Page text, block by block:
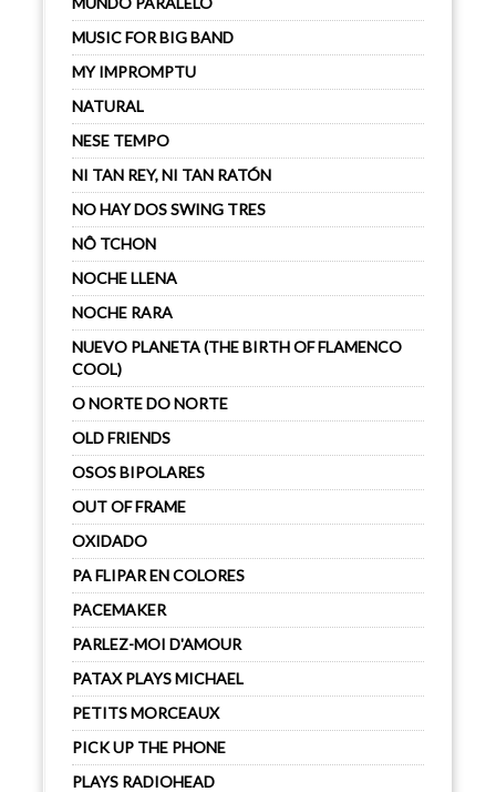
MUSIC FOR BIG BAND
MY IMPROMPTU
NATURAL
NESE TEMPO
NI TAN REY, NI TAN RATÓN
NO HAY DOS SWING TRES
NÔ TCHON
NOCHE LLENA
NOCHE RARA
NUEVO PLANETA (THE BIRTH OF FLAMENCO
COOL)
O NORTE DO NORTE
OLD FRIENDS
OSOS BIPOLARES
OUT OF FRAME
OXIDADO
PA FLIPAR EN COLORES
PACEMAKER
PARLEZ-MOI D'AMOUR
PATAX PLAYS MICHAEL
PETITS MORCEAUX
PICK UP THE PHONE
PLAYS RADIOHEAD